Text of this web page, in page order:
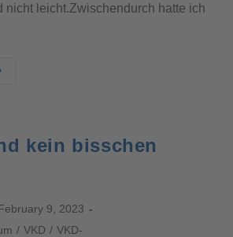
nicht leicht.Zwischendurch hatte ich
kein bisschen
9, 2023
/ VKD / VKD-